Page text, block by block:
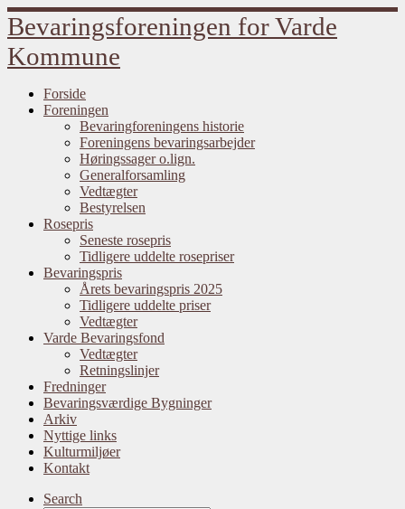
Fortsæt
til
indhold
Bevaringsforeningen for Varde
Kommune
Forside
Foreningen
Bevaringforeningens historie
Foreningens bevaringsarbejder
Høringssager o.lign.
Generalforsamling
Vedtægter
Bestyrelsen
Rosepris
Seneste rosepris
Tidligere uddelte rosepriser
Bevaringspris
Årets bevaringspris 2025
Tidligere uddelte priser
Vedtægter
Varde Bevaringsfond
Vedtægter
Retningslinjer
Fredninger
Bevaringsværdige Bygninger
Arkiv
Nyttige links
Kulturmiljøer
Kontakt
Search